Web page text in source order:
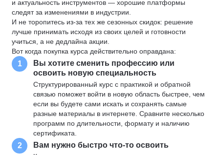
и актуальность инструментов — хорошие платформы
следят за изменениями в индустрии.
И не торопитесь из-за тех же сезонных скидок: решение
лучше принимать исходя из своих целей и готовности
учиться, а не дедлайна акции.
Вот когда покупка курса действительно оправдана:
1
Вы хотите сменить профессию или
освоить новую специальность
Структурированный курс с практикой и обратной
связью поможет войти в новую область быстрее, чем
если вы будете сами искать и сохранять самые
разные материалы в интернете. Сравните несколько
программ по длительности, формату и наличию
сертификата.
2 Вам нужно быстро что-то освоить